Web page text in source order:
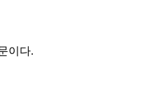
이다.